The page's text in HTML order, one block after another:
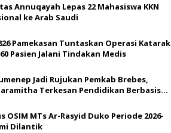
Annuqayah Lepas 22 Mahasiswa KKN
ke Arab Saudi
Pamekasan Tuntaskan Operasi Katarak
Pasien Jalani Tindakan Medis
Jadi Rujukan Pemkab Brebes,
Terkesan Pendidikan Berbasis
OSIM MTs Ar-Rasyid Duko Periode 2026-
Dilantik